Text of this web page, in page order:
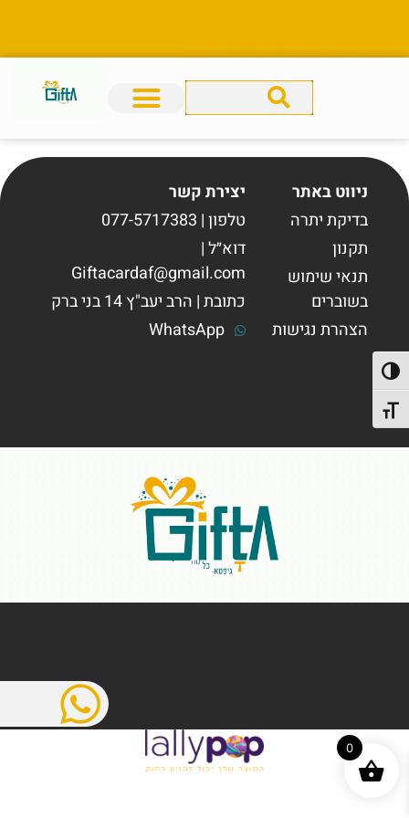
הפעל/כבה ניגודיות גבוהה
מתג גודל גופן
גיפטא מתנה מושלמת לכל מטרה.
ניווט באתר
בדיקת יתרה
תקנון
תנאי שימוש
בשוברים
הצהרת נגישות
יצירת קשר
טלפון | 077-5717383
דוא״ל |
Giftacardaf@gmail.com
כתובת | הרב יעב"ץ 14 בני ברק
WhatsApp
0